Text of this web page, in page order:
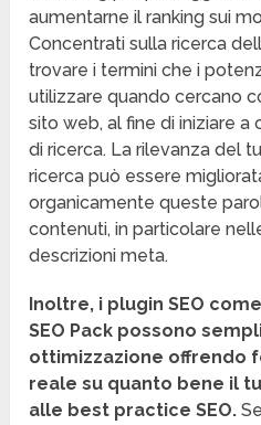
aumentarne il ranking sui
Concentrati sulla ricerca
trovare i termini che i
utilizzare quando cercano
sito web, al fine di iniziare
di ricerca. La rilevanza del
ricerca può essere
organicamente queste
contenuti, in particolare
descrizioni meta.
Inoltre, i plugin SEO
SEO Pack possono
ottimizzazione offrendo
reale su quanto bene il
alle best practice SEO.